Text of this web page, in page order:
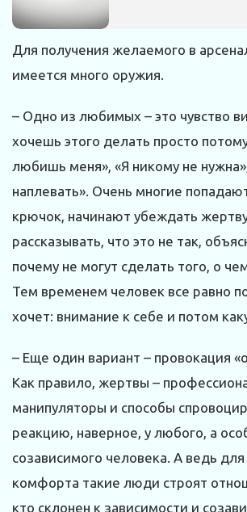
Для получения желаемого в
имеется много оружия.
– Одно из любимых – это чувство
хочешь этого делать просто
любишь меня», «Я никому не
наплевать». Очень многие
крючок, начинают убеждать
рассказывать, что это не так,
почему не могут сделать того, о
Тем временем человек все равно
хочет: внимание к себе и потом
– Еще один вариант – провокация
Как правило, жертвы –
манипуляторы и способы
реакцию, наверное, у любого, а
созависимого человека. А ведь
комфорта такие люди строят
кто склонен к зависимости и